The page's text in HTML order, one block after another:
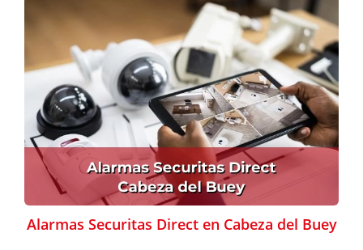
Alarmas Securitas Direct en Cabeza del Buey